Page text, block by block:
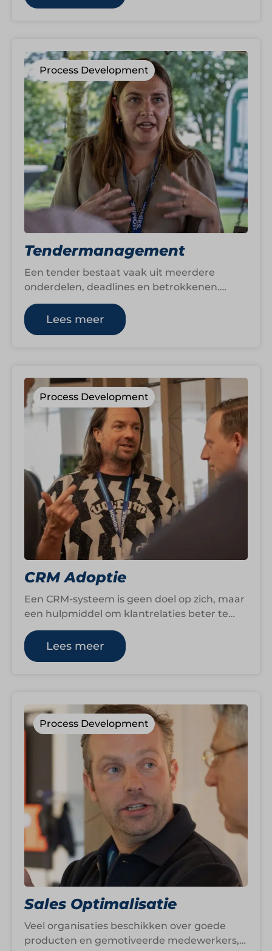
Process Development
Tendermanagement
Een tender bestaat vaak uit meerdere
onderdelen, deadlines en betrokkenen.
Zonder een duidelijke structuur kunnen
belangrijke informatie, planning of
afstemming…
Lees meer
Process Development
CRM Adoptie
Een CRM-systeem is geen doel op zich, maar
een hulpmiddel om klantrelaties beter te
beheren en commerciële processen te
ondersteunen.…
Lees meer
Process Development
Sales Optimalisatie
Veel organisaties beschikken over goede
producten en gemotiveerde medewerkers,